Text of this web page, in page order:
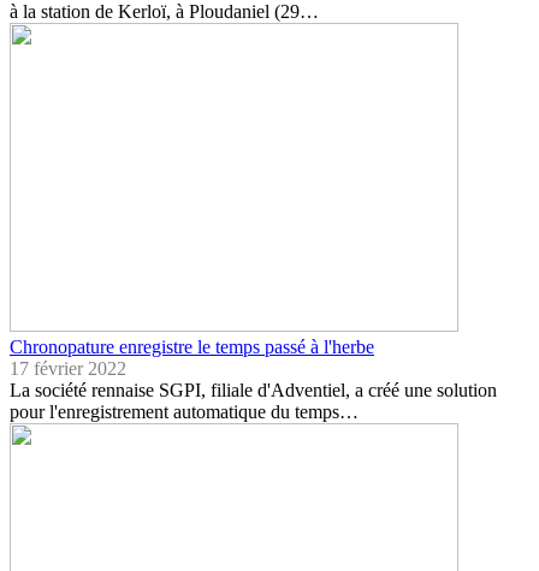
à la station de Kerloï, à Ploudaniel (29…
Chronopature enregistre le temps passé à l'herbe
17 février 2022
La société rennaise SGPI, filiale d'Adventiel, a créé une solution
pour l'enregistrement automatique du temps…